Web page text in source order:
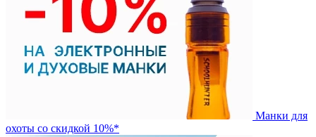
Манки для
охоты со скидкой 10%*